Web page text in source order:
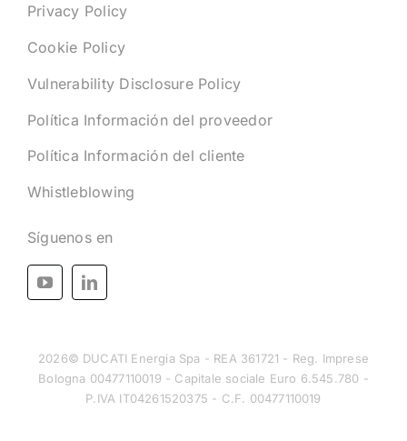
Privacy Policy
Cookie Policy
Vulnerability Disclosure Policy
Política Información del proveedor
Política Información del cliente
Whistleblowing
Síguenos en
2026© DUCATI Energia Spa - REA 361721 - Reg. Imprese
Bologna 00477110019 - Capitale sociale Euro 6.545.780 -
P.IVA IT04261520375 - C.F. 00477110019